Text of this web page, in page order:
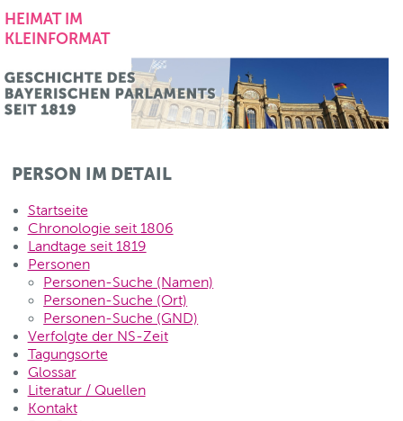
HEIMAT IM
KLEINFORMAT
PERSON IM DETAIL
Startseite
Chronologie seit 1806
Landtage seit 1819
Personen
Personen-Suche (Namen)
Personen-Suche (Ort)
Personen-Suche (GND)
Verfolgte der NS-Zeit
Tagungsorte
Glossar
Literatur / Quellen
Kontakt